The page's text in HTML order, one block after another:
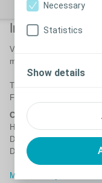
Necessary
Statistics
Show details
Investorer
Vennligst kontakt
mer informasjon
T:
F:
Coloplast A/S
Holtedam 1-3
DK-3050 Humlebaek
Denmark
Mer informasjon om